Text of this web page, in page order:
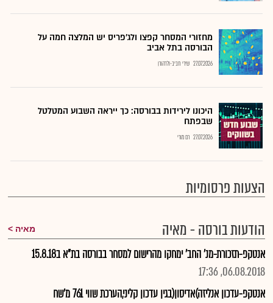
מחזורי המסחר קפצו ולג'פריס יש המלצה חמה על
הבורסה בתל אביב
27.07.2026 שירי חביב-ולדהורן
היכונו לירידות בבורסה: כך ייראה השבוע המטלטל
שבפתח
27.07.2026 רם מורי
הצעות פרסומיות
הודעות בורסה - מאיה
מאיה
אנטקפ-תזכורת-מנ' החב' ימחקו מהרישום למסחר בבורסה בת"א ב15.8.18
06.08.2018, 17:36
אנטקפ-עדכון אנליזה)אדיסון(בגין עדכון קליני,הערכת שווי 761 מ'שח